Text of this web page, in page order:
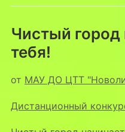
Чистый город
тебя!
от МАУ ДО ЦТТ
Дистанционный